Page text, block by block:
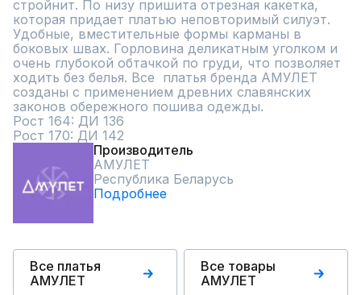
стройнит. По низу пришита отрезная какетка,
которая придает платью неповторимый силуэт.
Удобные, вместительные формы карманы в
боковых швах. Горловина деликатным уголком и
очень глубокой обтачкой по груди, что позволяет
ходить без белья. Все  платья бренда АМУЛЕТ
созданы с применением древних славянских
законов обережного пошива одежды.
Рост 164: ДИ 136
Рост 170: ДИ 142
Производитель
АМУЛЕТ
Республика Беларусь
Подробнее
Все платья
АМУЛЕТ
Все товары
АМУЛЕТ